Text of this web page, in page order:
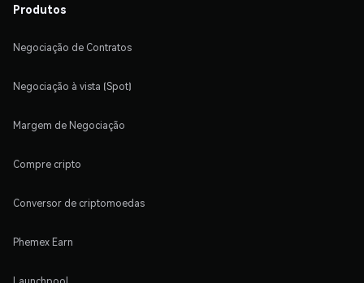
Produtos
Negociação de Contratos
Negociação à vista (Spot)
Margem de Negociação
Compre cripto
Conversor de criptomoedas
Phemex Earn